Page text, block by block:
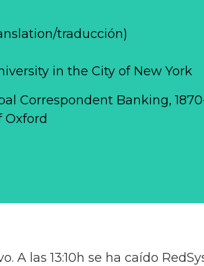
traducción)
in the City of New York
Correspondent Banking,
Oxford
A las 13:10h se ha caído